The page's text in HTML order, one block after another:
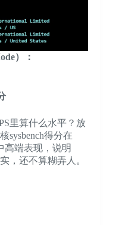
）：
里算什么水平？放
得分在
高端表现，说明
，还不算糊弄人。